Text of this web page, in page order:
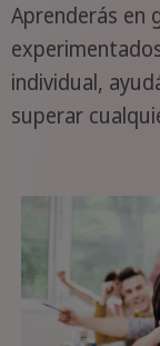
Aprenderás en
individual,
superar